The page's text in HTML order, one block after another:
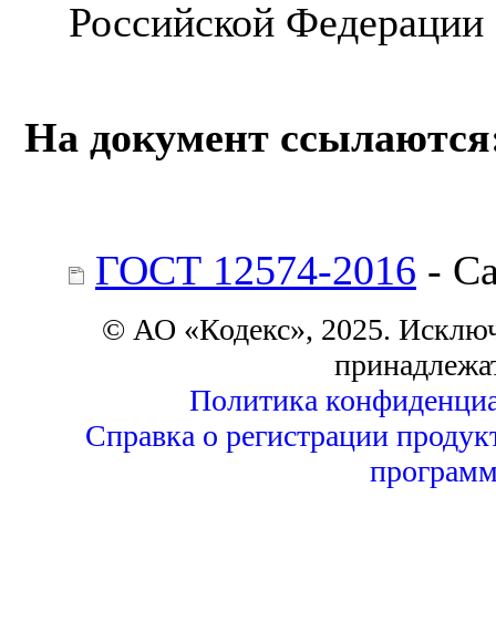
Российской Федерации
На документ
ГОСТ 12574-2016 -
© АО «Кодекс», 2025.
Политика
Справка о регистрации